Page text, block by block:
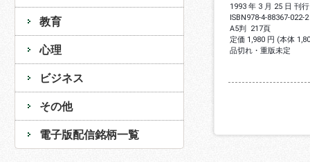
教育
心理
ビジネス
その他
電子版配信銘柄一覧
1993 年 3 月 25 日 刊行
ISBN978-4-88367-022-2
A5判 217頁
定価 1,980 円 (本体
品切れ・重版未定